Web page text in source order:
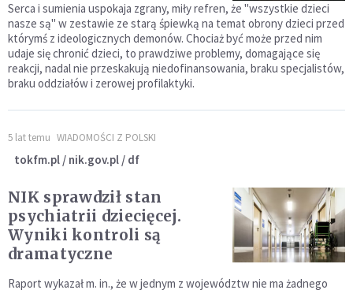
Serca i sumienia uspokaja zgrany, miły refren, że "wszystkie dzieci
nasze są" w zestawie ze starą śpiewką na temat obrony dzieci przed
którymś z ideologicznych demonów. Chociaż być może przed nim
udaje się chronić dzieci, to prawdziwe problemy, domagające się
reakcji, nadal nie przeskakują niedofinansowania, braku specjalistów,
braku oddziałów i zerowej profilaktyki.
5 lat temu WIADOMOŚCI Z POLSKI
tokfm.pl / nik.gov.pl / df
NIK sprawdził stan
psychiatrii dziecięcej.
Wyniki kontroli są
dramatyczne
Raport wykazał m. in., że w jednym z województw nie ma żadnego